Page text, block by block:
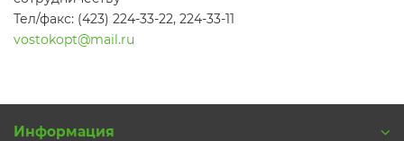
Тел/факс: (423) 224-33-22, 224-33-11
vostokopt@mail.ru
Информация